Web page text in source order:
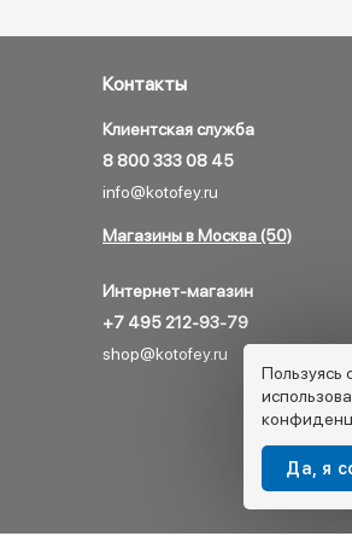
Контакты
Клиентская служба
8 800 333 08 45
info@kotofey.ru
Магазины в Москва (50)
Интернет-магазин
+7 495 212-93-79
shop@kotofey.ru
Пользуясь
Да, я